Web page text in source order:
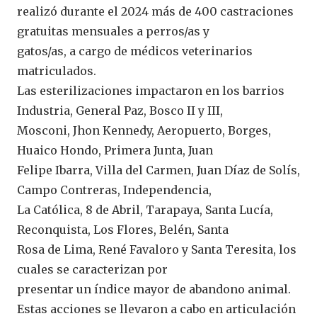
realizó durante el 2024 más de 400 castraciones
gratuitas mensuales a perros/as y
gatos/as, a cargo de médicos veterinarios
matriculados.
Las esterilizaciones impactaron en los barrios
Industria, General Paz, Bosco II y III,
Mosconi, Jhon Kennedy, Aeropuerto, Borges,
Huaico Hondo, Primera Junta, Juan
Felipe Ibarra, Villa del Carmen, Juan Díaz de Solís,
Campo Contreras, Independencia,
La Católica, 8 de Abril, Tarapaya, Santa Lucía,
Reconquista, Los Flores, Belén, Santa
Rosa de Lima, René Favaloro y Santa Teresita, los
cuales se caracterizan por
presentar un índice mayor de abandono animal.
Estas acciones se llevaron a cabo en articulación